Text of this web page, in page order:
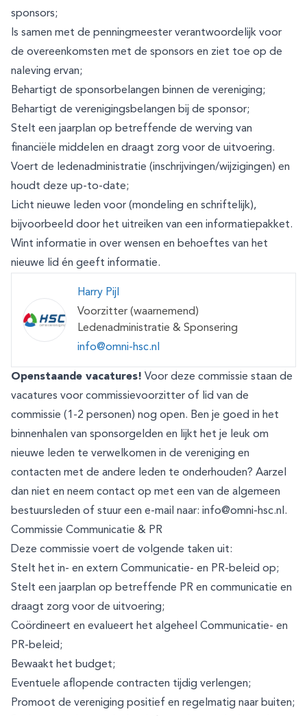
sponsors;
Is samen met de penningmeester verantwoordelijk voor
de overeenkomsten met de sponsors en ziet toe op de
naleving ervan;
Behartigt de sponsorbelangen binnen de vereniging;
Behartigt de verenigingsbelangen bij de sponsor;
Stelt een jaarplan op betreffende de werving van
financiële middelen en draagt zorg voor de uitvoering.
Voert de ledenadministratie (inschrijvingen/wijzigingen) en
houdt deze up-to-date;
Licht nieuwe leden voor (mondeling en schriftelijk),
bijvoorbeeld door het uitreiken van een informatiepakket.
Wint informatie in over wensen en behoeftes van het
nieuwe lid én geeft informatie.
Harry Pijl
Voorzitter (waarnemend)
Ledenadministratie & Sponsering
info@omni-hsc.nl
Openstaande vacatures! Voor deze commissie staan de
vacatures voor commissievoorzitter of lid van de
commissie (1-2 personen) nog open. Ben je goed in het
binnenhalen van sponsorgelden en lijkt het je leuk om
nieuwe leden te verwelkomen in de vereniging en
contacten met de andere leden te onderhouden? Aarzel
dan niet en neem contact op met een van de algemeen
bestuursleden of stuur een e-mail naar: info@omni-hsc.nl .
Commissie Communicatie & PR
Deze commissie voert de volgende taken uit:
Stelt het in- en extern Communicatie- en PR-beleid op;
Stelt een jaarplan op betreffende PR en communicatie en
draagt zorg voor de uitvoering;
Coördineert en evalueert het algeheel Communicatie- en
PR-beleid;
Bewaakt het budget;
Eventuele aflopende contracten tijdig verlengen;
Promoot de vereniging positief en regelmatig naar buiten;